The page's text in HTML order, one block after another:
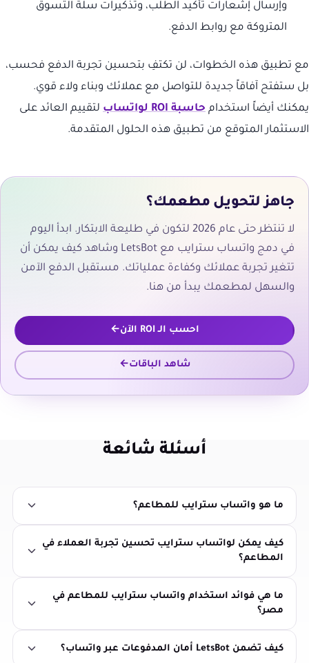
وإرسال إشعارات تأكيد الطلب، وتذكيرات سلة التسوق
المتروكة مع روابط الدفع.
مع تطبيق هذه الخطوات، لن تكتفِ بتحسين تجربة الدفع فحسب،
بل ستفتح آفاقاً جديدة للتواصل مع عملائك وبناء ولاء قوي.
يمكنك أيضاً استخدام حاسبة ROI لواتساب
لتقييم العائد على
الاستثمار المتوقع من تطبيق هذه الحلول المتقدمة.
جاهز لتحويل مطعمك؟
لا تنتظر حتى عام 2026 لتكون في طليعة الابتكار. ابدأ اليوم
في دمج واتساب سترايب مع LetsBot وشاهد كيف يمكن أن
تتغير تجربة عملائك وكفاءة عملياتك. مستقبل الدفع الآمن
والسهل لمطعمك يبدأ من هنا.
احسب الـ ROI الآن
شاهد الباقات
أسئلة شائعة
ما هو واتساب سترايب للمطاعم؟
كيف يمكن لواتساب سترايب تحسين تجربة العملاء في
المطاعم؟
ما هي فوائد استخدام واتساب سترايب للمطاعم في
مصر؟
كيف تضمن LetsBot أمان المدفوعات عبر واتساب؟